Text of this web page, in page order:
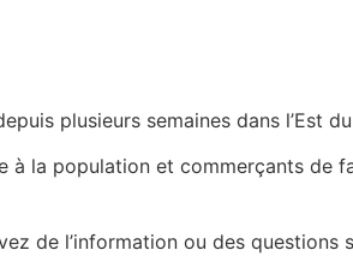
plusieurs semaines dans l’Est
à la population et commerçants de
de l’information ou des